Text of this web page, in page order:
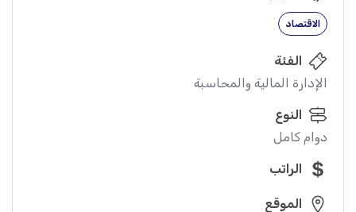
الاقتصاد
الفئة
الإدارة المالية والمحاسبة
النوع
دوام كامل
الراتب
الموقع